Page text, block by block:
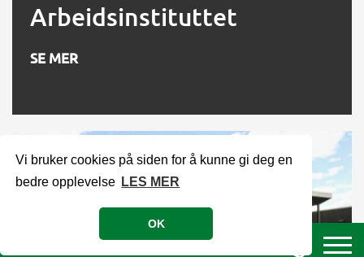
Vi bruker cookies på siden for å kunne gi deg en
bedre opplevelse LES MER
OK
Arbeidsinstituttet
SE MER